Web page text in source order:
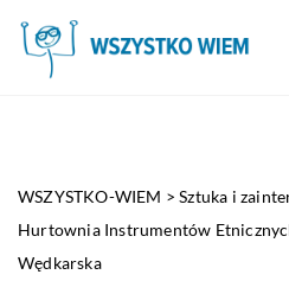
WSZYSTKO-WIEM >Sztuka i
Hurtownia Instrumentów
Wędkarska